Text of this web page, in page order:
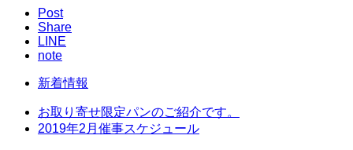
Post
Share
LINE
note
新着情報
お取り寄せ限定パンのご紹介です。
2019年2月催事スケジュール